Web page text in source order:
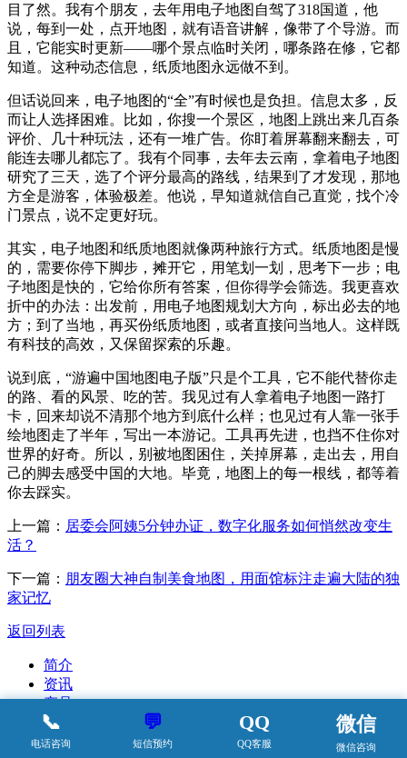
目了然。我有个朋友，去年用电子地图自驾了318国道，他
说，每到一处，点开地图，就有语音讲解，像带了个导游。而
且，它能实时更新——哪个景点临时关闭，哪条路在修，它都
知道。这种动态信息，纸质地图永远做不到。
但话说回来，电子地图的“全”有时候也是负担。信息太多，反
而让人选择困难。比如，你搜一个景区，地图上跳出来几百条
评价、几十种玩法，还有一堆广告。你盯着屏幕翻来翻去，可
能连去哪儿都忘了。我有个同事，去年去云南，拿着电子地图
研究了三天，选了个评分最高的路线，结果到了才发现，那地
方全是游客，体验极差。他说，早知道就信自己直觉，找个冷
门景点，说不定更好玩。
其实，电子地图和纸质地图就像两种旅行方式。纸质地图是慢
的，需要你停下脚步，摊开它，用笔划一划，思考下一步；电
子地图是快的，它给你所有答案，但你得学会筛选。我更喜欢
折中的办法：出发前，用电子地图规划大方向，标出必去的地
方；到了当地，再买份纸质地图，或者直接问当地人。这样既
有科技的高效，又保留探索的乐趣。
说到底，“游遍中国地图电子版”只是个工具，它不能代替你走
的路、看的风景、吃的苦。我见过有人拿着电子地图一路打
卡，回来却说不清那个地方到底什么样；也见过有人靠一张手
绘地图走了半年，写出一本游记。工具再先进，也挡不住你对
世界的好奇。所以，别被地图困住，关掉屏幕，走出去，用自
己的脚去感受中国的大地。毕竟，地图上的每一根线，都等着
你去踩实。
上一篇： 居委会阿姨5分钟办证，数字化服务如何悄然改变生
活？
下一篇： 朋友圈大神自制美食地图，用面馆标注走遍大陆的独
家记忆
返回列表
📞
电话咨询
💬
短信预约
QQ
QQ客服
微信
微信咨询
简介
资讯
产品
案例
动态